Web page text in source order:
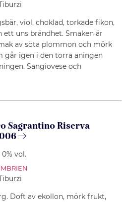
viol, choklad, torkade fikon,
ett uns brändhet. Smaken är
av söta plommon och mörk
går igen i den torra aningen
Sangiovese och
Sagrantino Riserva
0% vol.
Doft av ekollon, mörk frukt,